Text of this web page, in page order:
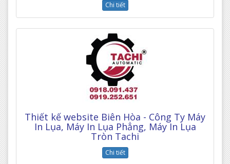
Chi tiết
Thiết kế website Biên Hòa - Công Ty Máy
In Lụa, Máy In Lụa Phẳng, Máy In Lụa
Tròn Tachi
Chi tiết